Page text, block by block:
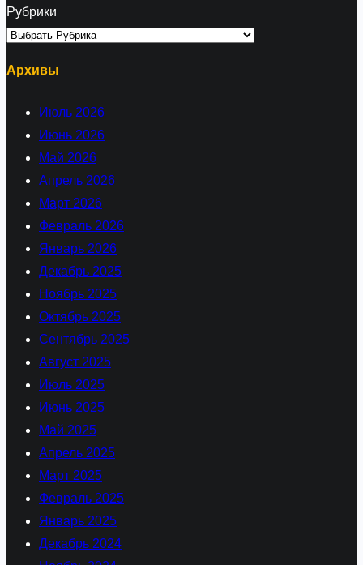
Рубрики
Архивы
Июль 2026
Июнь 2026
Май 2026
Апрель 2026
Март 2026
Февраль 2026
Январь 2026
Декабрь 2025
Ноябрь 2025
Октябрь 2025
Сентябрь 2025
Август 2025
Июль 2025
Июнь 2025
Май 2025
Апрель 2025
Март 2025
Февраль 2025
Январь 2025
Декабрь 2024